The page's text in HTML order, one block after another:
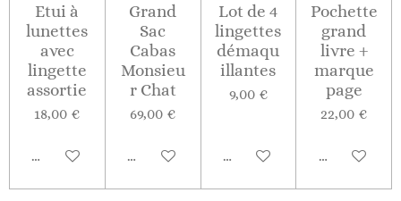
Etui à
lunettes
avec
lingette
assortie
18,00 €
Ajouter au panier
Grand
Sac
Cabas
Monsieu
r Chat
69,00 €
Ajouter au panier
Lot de 4
lingettes
démaqu
illantes
9,00 €
Ajouter au panier
Pochette
grand
livre +
marque
page
22,00 €
Ajouter au